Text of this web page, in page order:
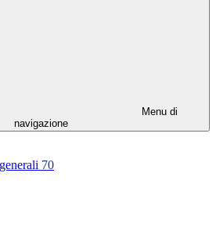
Menu di
navigazione
70